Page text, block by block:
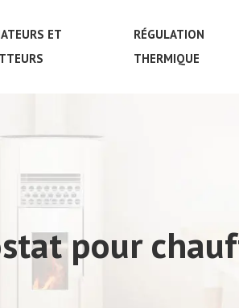
ET
RÉGULATION
THERMIQUE
pour